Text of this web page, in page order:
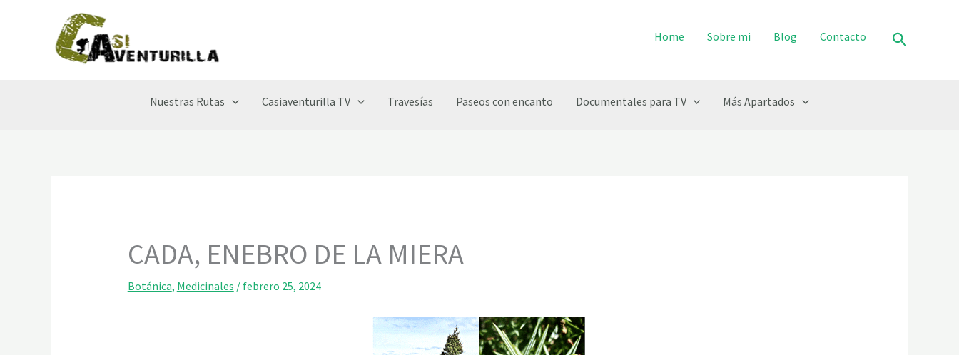
Home Sobre mi Blog Contacto Buscar
Nuestras Rutas Casiaventurilla TV Travesías Paseos con encanto Documentales para TV Más Apartados
CADA, ENEBRO DE LA MIERA
Botánica, Medicinales / febrero 25, 2024